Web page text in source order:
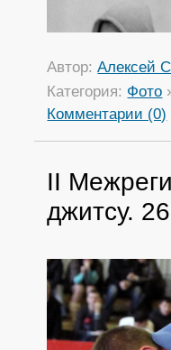
Автор:Алексей
Категория: Фото
Комментарии (0)
II
джитсу.